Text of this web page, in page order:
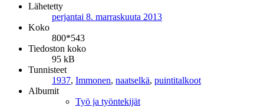
Lähetetty
perjantai 8. marraskuuta 2013
Koko
800*543
Tiedoston koko
95 kB
Tunnisteet
1937, Immonen, naatselkä, puintitalkoot
Albumit
Työ ja työntekijät